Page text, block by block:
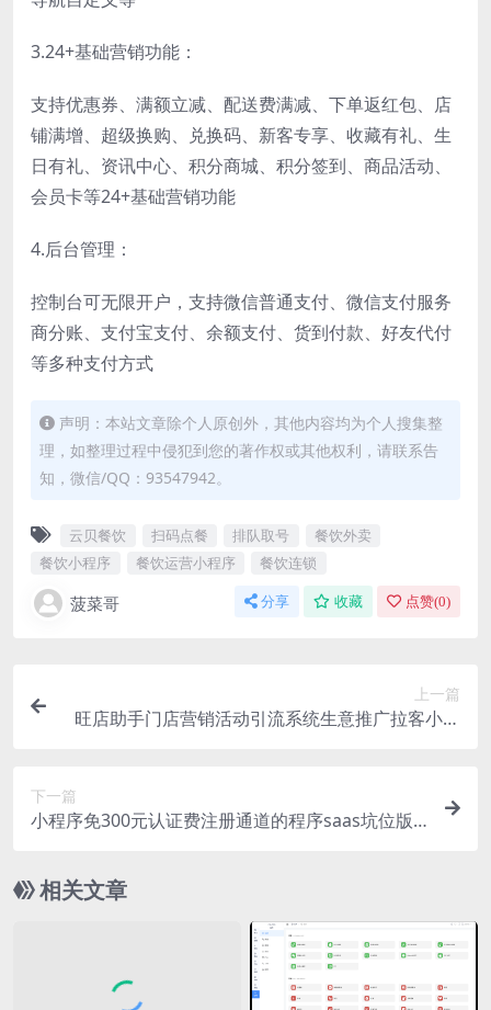
3.24+基础营销功能：
支持优惠券、满额立减、配送费满减、下单返红包、店
铺满增、超级换购、兑换码、新客专享、收藏有礼、生
日有礼、资讯中心、积分商城、积分签到、商品活动、
会员卡等24+基础营销功能
4.后台管理：
控制台可无限开户，支持微信普通支付、微信支付服务
商分账、支付宝支付、余额支付、货到付款、好友代付
等多种支付方式
声明：本站文章除个人原创外，其他内容均为个人搜集整
理，如整理过程中侵犯到您的著作权或其他权利，请联系告
知，微信/QQ：93547942。
云贝餐饮 扫码点餐 排队取号
餐饮外卖
餐饮小程序
餐饮运营小程序 餐饮连锁
菠菜哥 分享 收藏 点赞(0)
上一篇
旺店助手门店营销活动引流系统生意推广拉客小程
下一篇
小程序免300元认证费注册通道的程序saas坑位版
相关文章